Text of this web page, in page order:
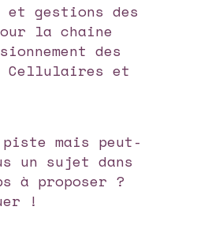
et gestions des
la chaine
des
Cellulaires et
mais peut-
un sujet dans
à proposer ?
!